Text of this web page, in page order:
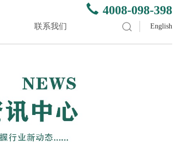
4008-098-398
English
联系我们